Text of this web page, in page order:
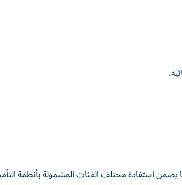
استفادة مختلف الفئات المشمولة بأنظمة